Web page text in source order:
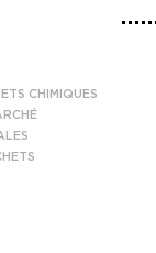
CHIMIQUES